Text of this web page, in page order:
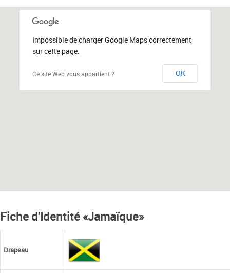
Impossible de charger Google Maps correctement
sur cette page.
Ce site Web vous appartient ? OK
Fiche d'Identité «Jamaïque»
Drapeau